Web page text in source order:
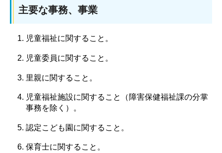
主要な事務、事業
児童福祉に関すること。
児童委員に関すること。
里親に関すること。
児童福祉施設に関すること（障害保健福祉課の分掌
事務を除く）。
認定こども園に関すること。
保育士に関すること。